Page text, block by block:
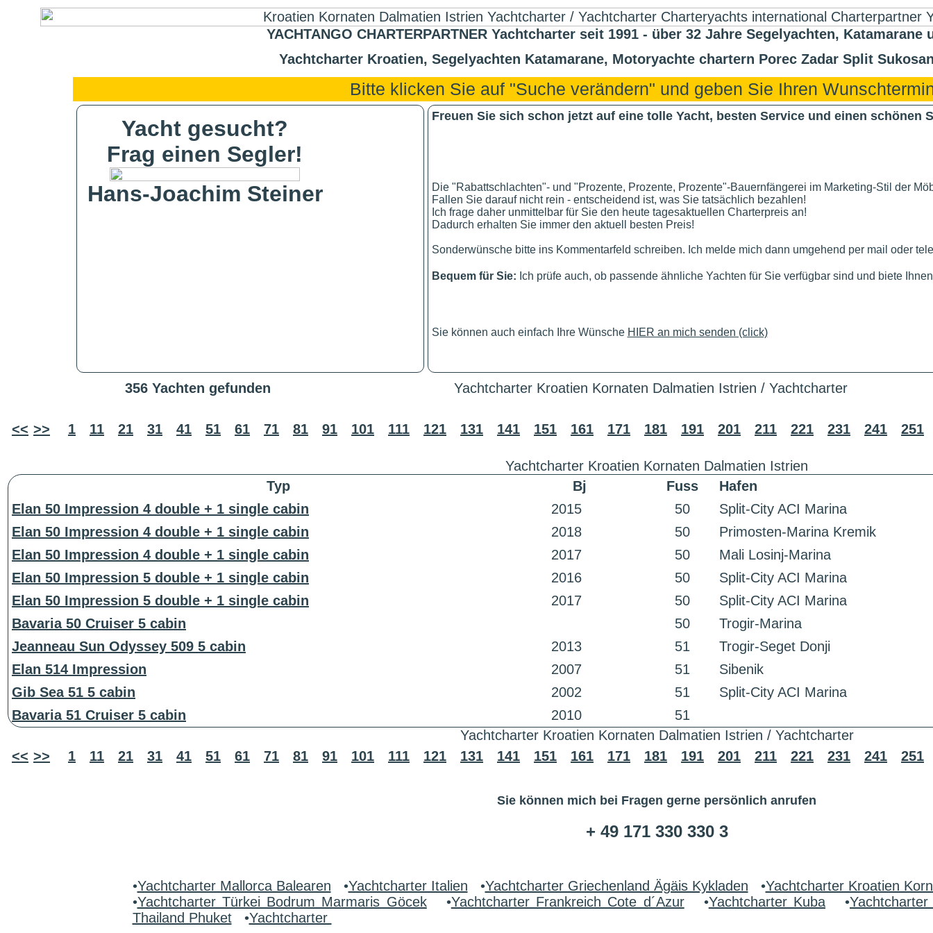
YACHTANGO CHARTERPARTNER Yachtcharter seit 1991 - über 32 Jahre Segelyachten, Katamarane
Yachtcharter Kroatien, Segelyachten Katamarane, Motoryachte chartern Porec Zadar Split
Bitte klicken Sie auf "Suche verändern" und geben Sie Ihren
Yacht gesucht?
Frag einen Segler!
Hans-Joachim Steiner
Freuen Sie sich schon jetzt auf eine tolle Yacht, besten Service und einen schönen
Die "Rabattschlachten"- und "Prozente, Prozente, Prozente"-Bauernfängerei im Marketing-Stil der
Fallen Sie darauf nicht rein - entscheidend ist, was Sie tatsächlich bezahlen!
Ich frage daher unmittelbar für Sie den heute tagesaktuellen Charterpreis an!
Dadurch erhalten Sie immer den aktuell besten Preis!
Sonderwünsche bitte ins Kommentarfeld schreiben. Ich melde mich dann umgehend per mail oder
Bequem für Sie: Ich prüfe auch, ob passende ähnliche Yachten für Sie verfügbar sind und biete
Sie können auch einfach Ihre Wünsche HIER an mich senden (click)
356 Yachten gefunden Yachtcharter Kroatien Kornaten Dalmatien Istrien / Yachtcharter
<< >> 1 11 21 31 41 51 61 71 81 91 101 111 121 131 141 151 161 171 181 191 201 211 221 231 241 251
Yachtcharter Kroatien Kornaten Dalmatien Istrien
Typ
Bj Fuss
Hafen
Elan 50 Impression 4 double + 1 single cabin
2015 50
Split-City ACI Marina
Elan 50 Impression 4 double + 1 single cabin
2018 50
Primosten-Marina Kremik
Elan 50 Impression 4 double + 1 single cabin
2017 50
Mali Losinj-Marina
Elan 50 Impression 5 double + 1 single cabin
2016 50
Split-City ACI Marina
Elan 50 Impression 5 double + 1 single cabin
2017 50
Split-City ACI Marina
Bavaria 50 Cruiser 5 cabin
50
Trogir-Marina
Jeanneau Sun Odyssey 509 5 cabin
2013 51
Trogir-Seget Donji
Elan 514 Impression
2007 51
Sibenik
Gib Sea 51 5 cabin
2002 51
Split-City ACI Marina
Bavaria 51 Cruiser 5 cabin
2010
51
Yachtcharter Kroatien Kornaten Dalmatien Istrien / Yachtcharter
<< >> 1 11 21 31 41 51 61 71 81 91 101 111 121 131 141 151 161 171 181 191 201 211 221 231 241 251
Sie können mich bei Fragen gerne persönlich anrufen
+ 49 171 330 330 3
•Yachtcharter Mallorca Balearen •Yachtcharter Italien •Yachtcharter Griechenland Ägäis Kykladen •Yachtcharter Kroatien
•Yachtcharter Türkei Bodrum Marmaris Göcek•Yachtcharter Frankreich Cote d´Azur•Yachtcharter Kuba •
Thailand Phuket•Yachtcharter